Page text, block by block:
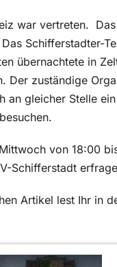
war vertreten.
Schifferstadter-
übernachtete in
Der zuständige
an gleicher Stelle
von 18:00
Schifferstadt
Artikel lest Ihr in